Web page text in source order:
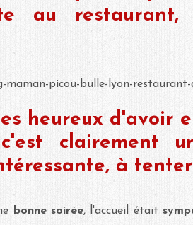
au restaurant,
heureux d'avoir
clairement
à
bonne soirée, l'accueil était